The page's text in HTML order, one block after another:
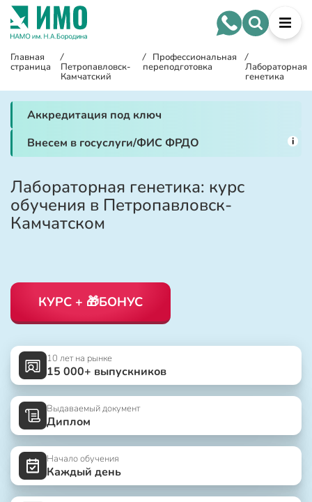
Главная
страница
/
Петропавловск-
Камчатский
/ Профессиональная
переподготовка
/
Лабораторная
генетика
Аккредитация под ключ
Внесем в госуслуги/ФИС ФРДО
i
Лабораторная генетика: курс
обучения в Петропавловск-
Камчатском
КУРС + 🎁БОНУС
10 лет на рынке
15 000+ выпускников
Выдаваемый документ
Диплом
Начало обучения
Каждый день